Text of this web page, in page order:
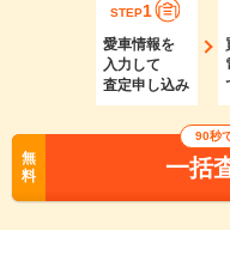
STEP1
愛車情報を
入力して
査定申し込み
無
料
90秒
一括